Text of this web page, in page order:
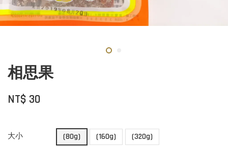
相思果
NT$ 30
大小 (80g) (160g) (320g)